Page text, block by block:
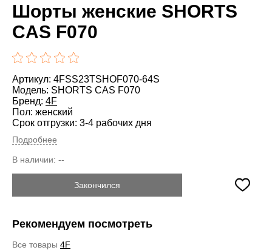
Шорты женские SHORTS
CAS F070
Артикул: 4FSS23TSHOF070-64S
Модель: SHORTS CAS F070
Бренд: 4F
Пол: женский
Срок отгрузки: 3-4 рабочих дня
Подробнее
В наличии: --
Закончился
Рекомендуем посмотреть
Все товары 4F